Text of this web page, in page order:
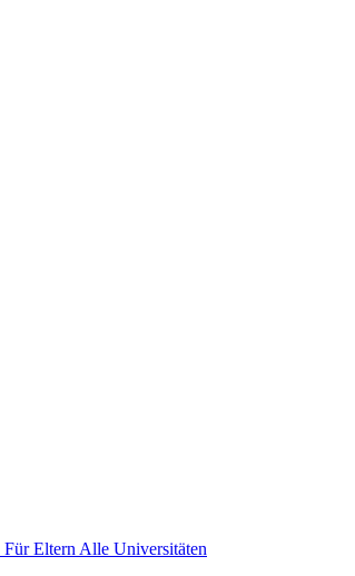
Für Eltern Alle Universitäten